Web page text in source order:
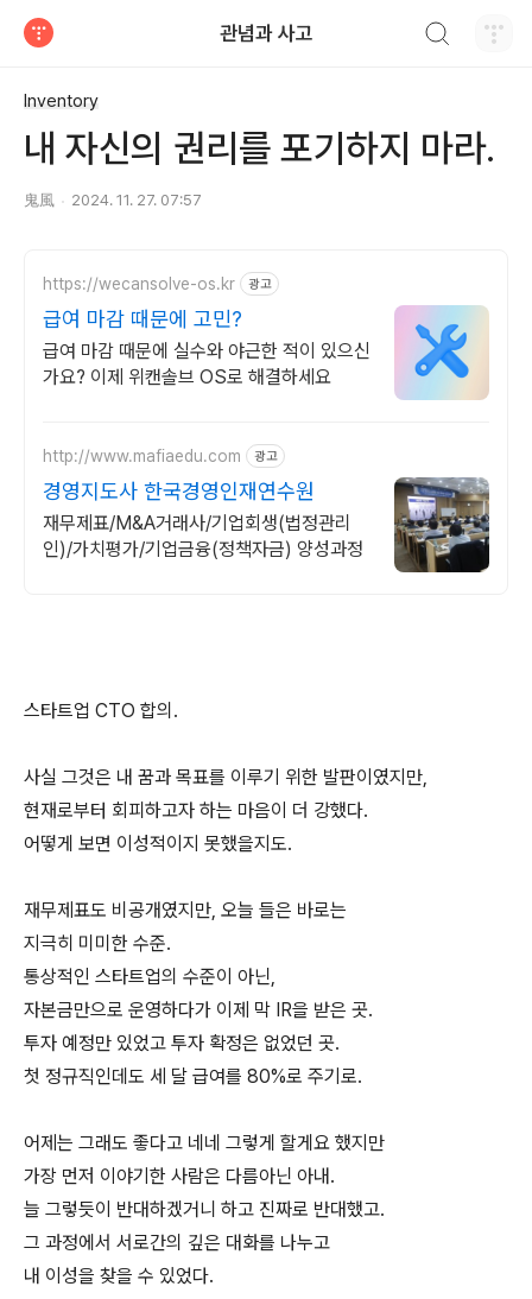
관념과 사고
Inventory
내 자신의 권리를 포기하지 마라.
鬼風 2024. 11. 27. 07:57
https://wecansolve-os.kr 광고
급여 마감 때문에 고민?
급여 마감 때문에 실수와 야근한 적이 있으신
가요? 이제 위캔솔브 OS로 해결하세요
http://www.mafiaedu.com 광고
경영지도사 한국경영인재연수원
재무제표/M&A거래사/기업회생(법정관리
인)/가치평가/기업금융(정책자금) 양성과정
스타트업 CTO 합의.
사실 그것은 내 꿈과 목표를 이루기 위한 발판이였지만,
현재로부터 회피하고자 하는 마음이 더 강했다.
어떻게 보면 이성적이지 못했을지도.
재무제표도 비공개였지만, 오늘 들은 바로는
지극히 미미한 수준.
통상적인 스타트업의 수준이 아닌,
자본금만으로 운영하다가 이제 막 IR을 받은 곳.
투자 예정만 있었고 투자 확정은 없었던 곳.
첫 정규직인데도 세 달 급여를 80%로 주기로.
어제는 그래도 좋다고 네네 그렇게 할게요 했지만
가장 먼저 이야기한 사람은 다름아닌 아내.
늘 그렇듯이 반대하겠거니 하고 진짜로 반대했고.
그 과정에서 서로간의 깊은 대화를 나누고
내 이성을 찾을 수 있었다.